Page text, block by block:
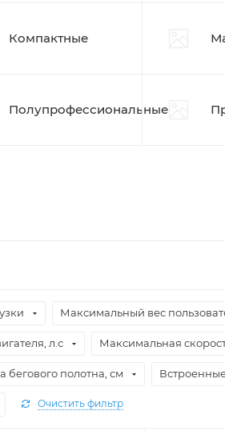
Компактные
Полупрофессиональные
Максимальный вес
л.с Максимальная
бегового полотна, см
Очистить фильтр